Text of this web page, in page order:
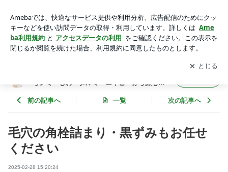
シャルエステ「ルミナス」ならシミ・しわ・タルミ・ニキビ・
赤ら顔も短期間で解消！美肌が定着グリーンピール受賞店
アプリをダウンロードして ブログの更新通知
を受け取りまし
ょう。
開く
らシミ・しわ・タルミ・ニキビ・赤ら顔も短
店
前の記事へ 一覧 次の記事へ
毛穴の角栓詰まり・黒ずみもお任せ
ください
2025-02-28 15:20:24